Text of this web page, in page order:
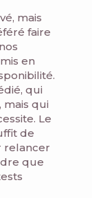
mais
faire
en
qui
mais qui
Le
de
relancer
que